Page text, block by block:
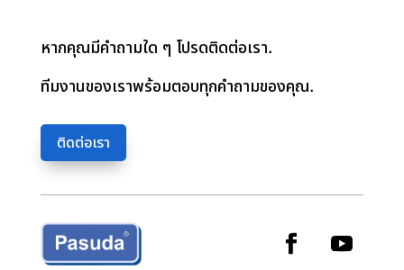
หากคุณมีคำถามใด ๆ โปรดติดต่อเรา.
ทีมงานของเราพร้อมตอบทุกคำถามของคุณ.
ติดต่อเรา